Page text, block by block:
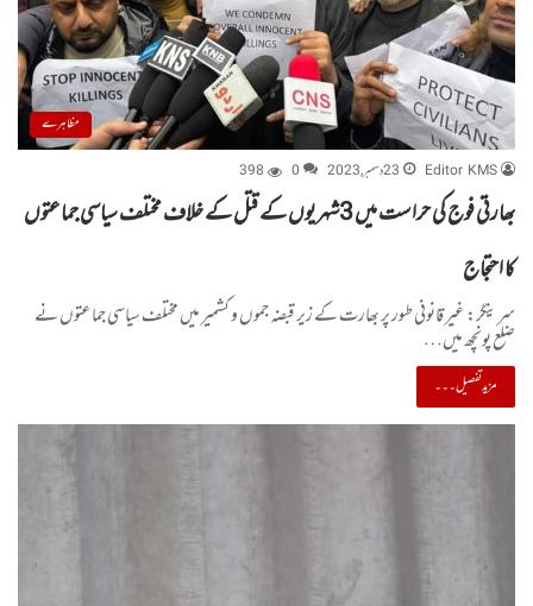
مظاہرے
Editor KMS
23 دسمبر, 2023 0
398
بھارتی فوج کی حراست میں 3شہریوں کے قتل کے خلاف مختلف سیاسی جماعتوں
کا احتجاج
سرینگر: غیر قانونی طور پر بھارت کے زیر قبضہ جموں و کشمیر میں مختلف سیاسی جماعتوں نے
ضلع پونچھ میں…
مزید تفصیل۔۔۔